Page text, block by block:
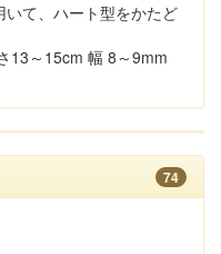
て、ハート型をかたど
13～15cm 幅 8～9mm
74